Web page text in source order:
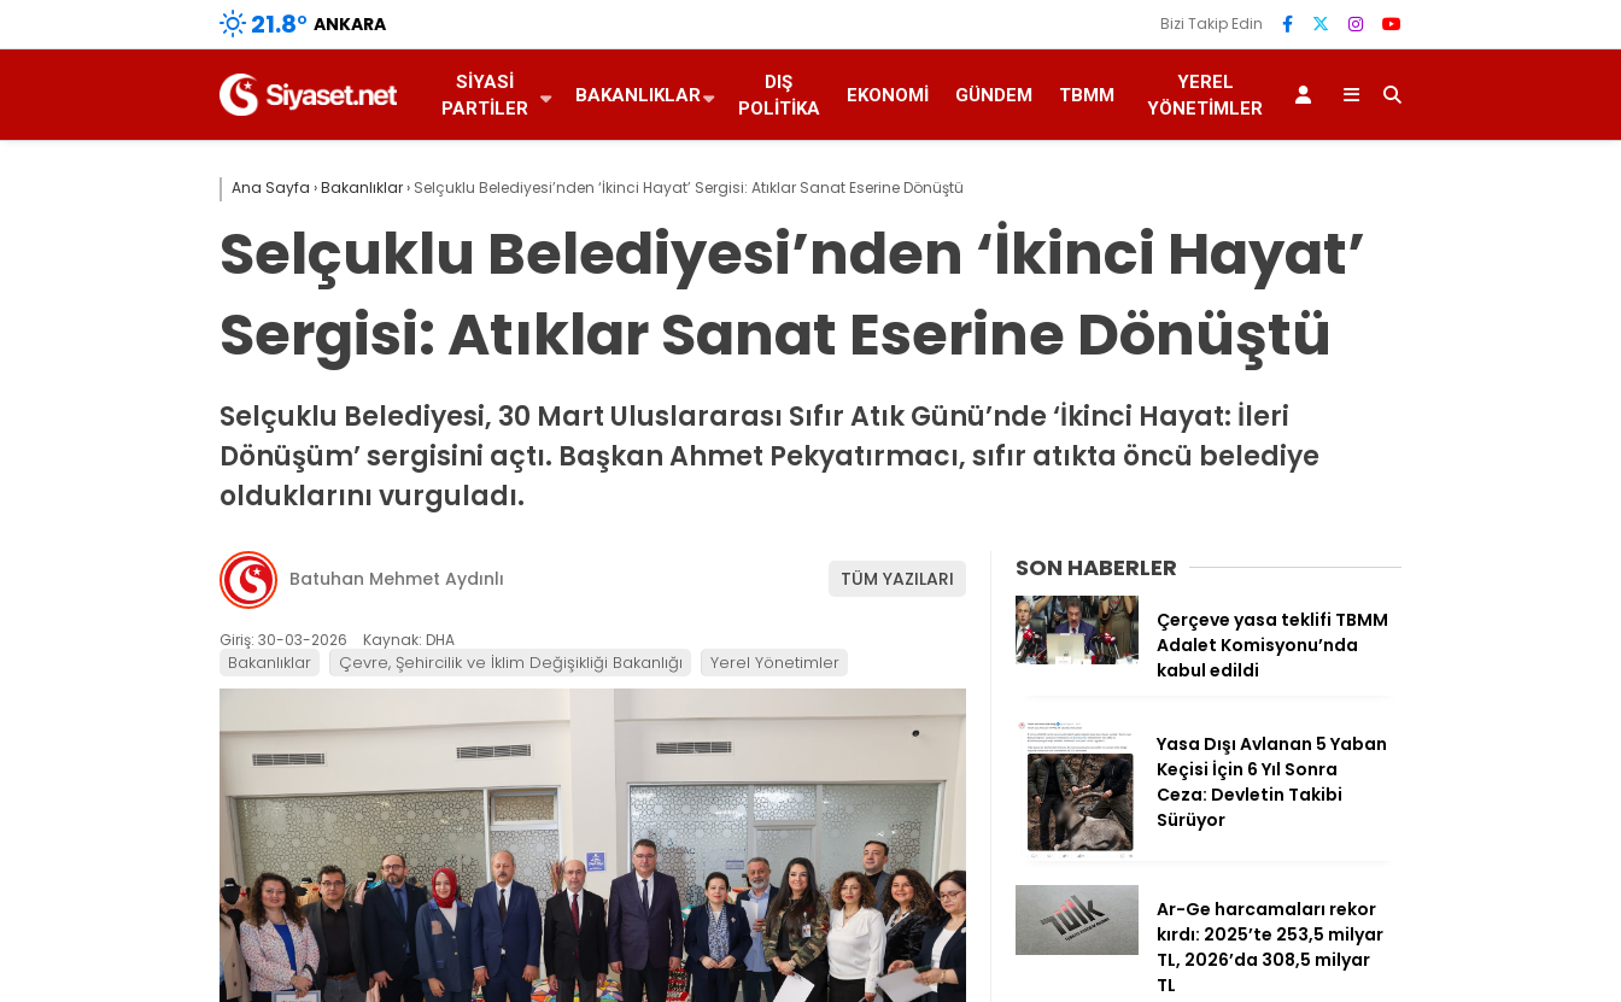
21.8° ANKARA Bizi Takip Edin
SIYASI
PARTILER
BAKANLIKLAR
DIŞ
POLITIKA
EKONOMI GÜNDEM TBMM
YEREL
YÖNETIMLER
Ana Sayfa ›Bakanlıklar› Selçuklu Belediyesi’nden ‘İkinci Hayat’ Sergisi: Atıklar Sanat Eserine Dönüştü
Selçuklu Belediyesi’nden ‘İkinci Hayat’
Sergisi: Atıklar Sanat Eserine Dönüştü
Selçuklu Belediyesi, 30 Mart Uluslararası Sıfır Atık Günü’nde ‘İkinci Hayat: İleri
Dönüşüm’ sergisini açtı. Başkan Ahmet Pekyatırmacı, sıfır atıkta öncü belediye
olduklarını vurguladı.
Batuhan Mehmet Aydınlı TÜM YAZILARI
Giriş: 30-03-2026 Kaynak: DHA
Bakanlıklar Çevre, Şehircilik ve İklim Değişikliği Bakanlığı Yerel Yönetimler
SON HABERLER
Çerçeve yasa teklifi TBMM
Adalet Komisyonu’nda
kabul edildi
Yasa Dışı Avlanan 5 Yaban
Keçisi İçin 6 Yıl Sonra
Ceza: Devletin Takibi
Sürüyor
Ar-Ge harcamaları rekor
kırdı: 2025’te 253,5 milyar
TL, 2026’da 308,5 milyar
TL